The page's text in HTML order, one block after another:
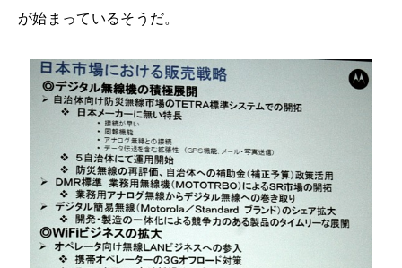
が始まっているそうだ。